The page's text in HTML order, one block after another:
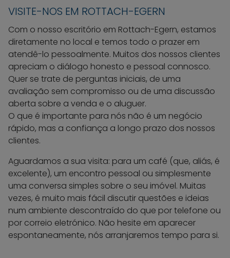
VISITE-NOS EM ROTTACH-EGERN
Com o nosso escritório em Rottach-Egern, estamos
diretamente no local e temos todo o prazer em
atendê-lo pessoalmente. Muitos dos nossos clientes
apreciam o diálogo honesto e pessoal connosco.
Quer se trate de perguntas iniciais, de uma
avaliação sem compromisso ou de uma discussão
aberta sobre a venda e o aluguer.
O que é importante para nós não é um negócio
rápido, mas a confiança a longo prazo dos nossos
clientes.
Aguardamos a sua visita: para um café (que, aliás, é
excelente), um encontro pessoal ou simplesmente
uma conversa simples sobre o seu imóvel. Muitas
vezes, é muito mais fácil discutir questões e ideias
num ambiente descontraído do que por telefone ou
por correio eletrónico. Não hesite em aparecer
espontaneamente, nós arranjaremos tempo para si.